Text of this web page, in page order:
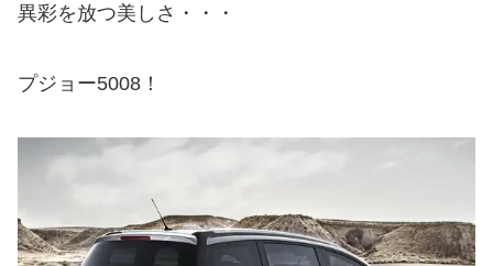
異彩を放つ美しさ・・・
プジョー5008！